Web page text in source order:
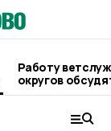
Работу
округов